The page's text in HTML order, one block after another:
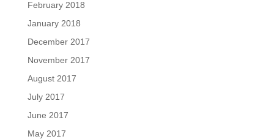
February 2018
January 2018
December 2017
November 2017
August 2017
July 2017
June 2017
May 2017